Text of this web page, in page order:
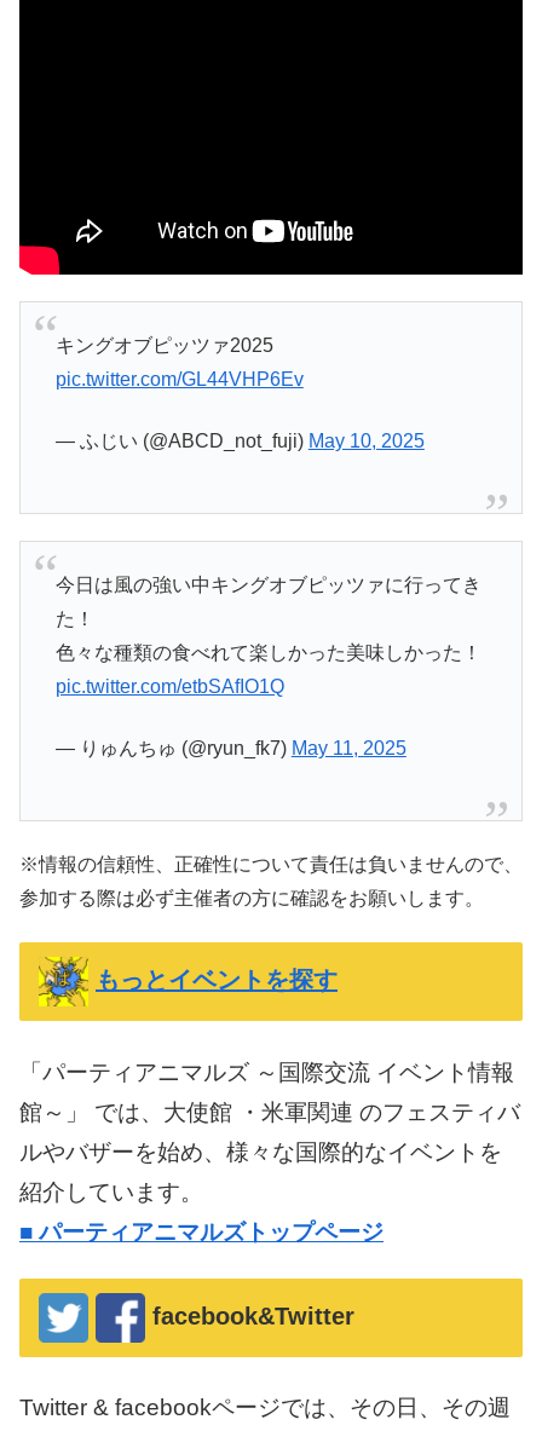
キングオブピッツァ2025
pic.twitter.com/GL44VHP6Ev
— ふじい (@ABCD_not_fuji) May 10, 2025
今日は風の強い中キングオブピッツァに行ってき
た！
色々な種類の食べれて楽しかった美味しかった！
pic.twitter.com/etbSAfIO1Q
— りゅんちゅ (@ryun_fk7) May 11, 2025
※情報の信頼性、正確性について責任は負いませんので、
参加する際は必ず主催者の方に確認をお願いします。
もっとイベントを探す
「パーティアニマルズ ～国際交流 イベント情報
館～」 では、大使館 ・米軍関連 のフェスティバ
ルやバザーを始め、様々な国際的なイベントを
紹介しています。
■パーティアニマルズトップページ
facebook&Twitter
Twitter & facebookページでは、その日、その週